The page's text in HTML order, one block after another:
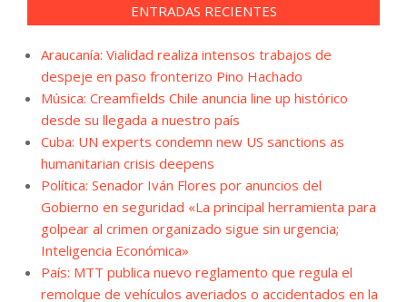
ENTRADAS RECIENTES
Araucanía: Vialidad realiza intensos trabajos de
despeje en paso fronterizo Pino Hachado
Música: Creamfields Chile anuncia line up histórico
desde su llegada a nuestro país
Cuba: UN experts condemn new US sanctions as
humanitarian crisis deepens
Política: Senador Iván Flores por anuncios del
Gobierno en seguridad «La principal herramienta para
golpear al crimen organizado sigue sin urgencia;
Inteligencia Económica»
País: MTT publica nuevo reglamento que regula el
remolque de vehículos averiados o accidentados en la